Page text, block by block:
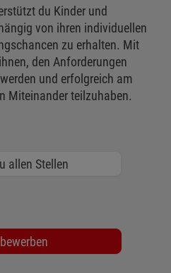
du Kinder und
von ihren individuellen
zu erhalten. Mit
den Anforderungen
und erfolgreich am
Miteinander teilzuhaben.
allen Stellen